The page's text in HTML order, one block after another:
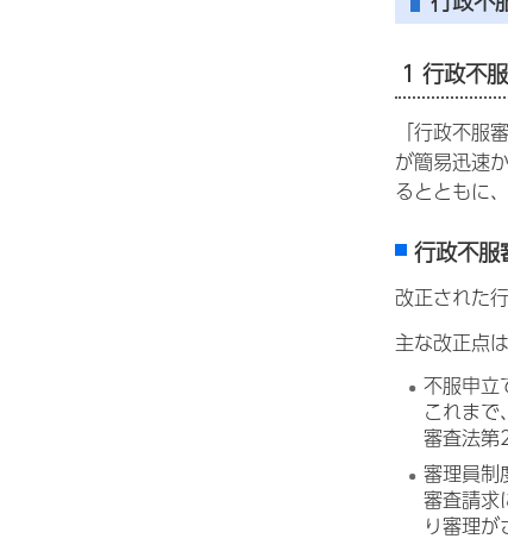
1 行政不
「行政不
が簡易迅速
るとともに
行政不服
改正された
主な改正点
不服申立
これま
審査法第
審理員制
審査請求
り審理が